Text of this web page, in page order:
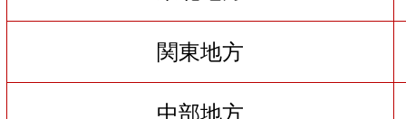
関東地方
中部地方